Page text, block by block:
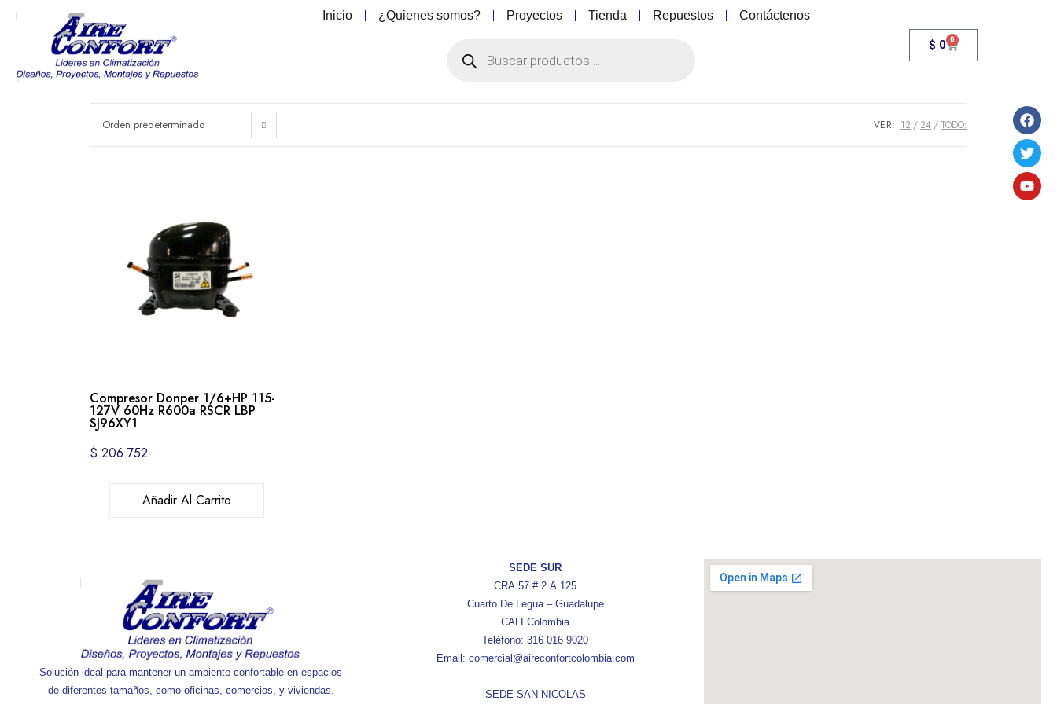
Inicio ¿Quienes somos? Proyectos Tienda Repuestos Contáctenos
$ 0 0
Orden predeterminado VER: 12 24 TODO:
Compresor Donper 1/6+HP 115-
127V 60Hz R600a RSCR LBP
SJ96XY1
$ 206.752
Añadir Al Carrito
Solución ideal para mantener un ambiente confortable en espacios
de diferentes tamaños, como oficinas, comercios, y viviendas.
SEDE SUR
CRA 57 # 2 A 125
Cuarto De Legua – Guadalupe
CALI Colombia
Teléfono: 316 016 9020
Email: comercial@aireconfortcolombia.com
SEDE SAN NICOLAS